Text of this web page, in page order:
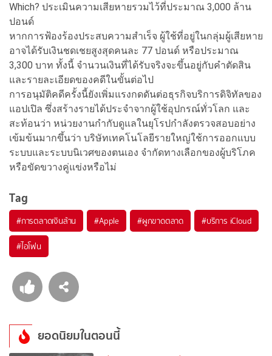
Which? ประเมินความเสียหายรวมไว้ที่ประมาณ 3,000 ล้าน
ปอนด์
หากการฟ้องร้องประสบความสำเร็จ ผู้ใช้ที่อยู่ในกลุ่มผู้เสียหาย
อาจได้รับเงินชดเชยสูงสุดคนละ 77 ปอนด์ หรือประมาณ
3,300 บาท ทั้งนี้ จำนวนเงินที่ได้รับจริงจะขึ้นอยู่กับคำตัดสิน
และรายละเอียดของคดีในขั้นต่อไป
การอนุมัติคดีครั้งนี้ยังเพิ่มแรงกดดันต่อธุรกิจบริการดิจิทัลของ
แอปเปิล ซึ่งสร้างรายได้ประจำจากผู้ใช้อุปกรณ์ทั่วโลก และ
สะท้อนว่า หน่วยงานกำกับดูแลในยุโรปกำลังตรวจสอบอย่าง
เข้มข้นมากขึ้นว่า บริษัทเทคโนโลยีรายใหญ่ใช้การออกแบบ
ระบบและระบบนิเวศของตนเอง จำกัดทางเลือกของผู้บริโภค
หรือขัดขวางคู่แข่งหรือไม่
Tag
#การตลาดเงินล้าน #Apple #ผูกขาดตลาด #บริการ iCloud
#ไอโฟน
ยอดนิยมในตอนนี้